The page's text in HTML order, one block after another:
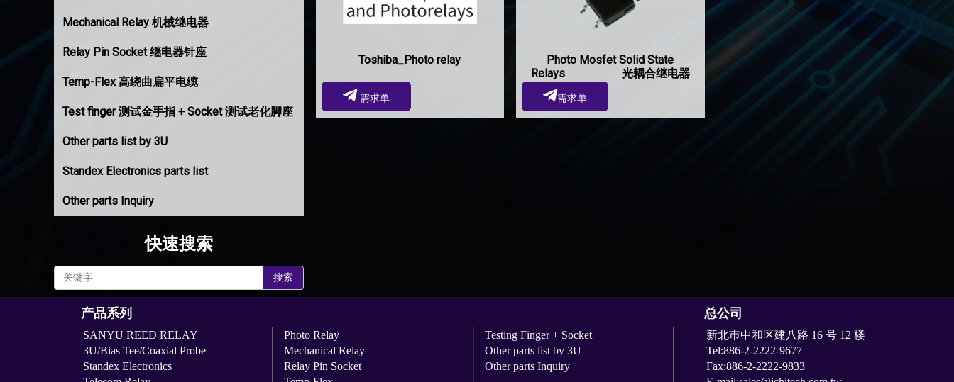
Mechanical Relay 机械继电器
Relay Pin Socket 继电器针座
Temp-Flex 高绕曲扁平电缆
Test finger 测试金手指 + Socket 测试老化脚座
Other parts list by 3U
Standex Electronics parts list
Other parts Inquiry
快速搜索
搜索
Toshiba_Photo relay
需求单
Photo Mosfet Solid State
Relays 光耦合继电器
需求单
产品系列
SANYU REED RELAY
3U/Bias Tee/Coaxial Probe
Standex Electronics
Photo Relay
Mechanical Relay
Relay Pin Socket
Testing Finger + Socket
Other parts list by 3U
Other parts Inquiry
总公司
新北巿中和区建八路 16 号 12 楼
Tel:886-2-2222-9677
Fax:886-2-2222-9833